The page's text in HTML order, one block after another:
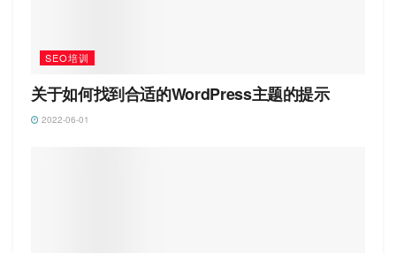
SEO培训
关于如何找到合适的WordPress主题的提示
2022-06-01